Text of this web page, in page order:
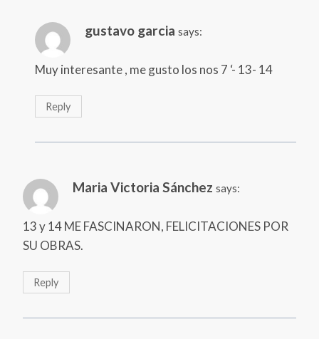
gustavo garcia says:
Muy interesante , me gusto los nos 7 ‘- 13- 14
Reply
Maria Victoria Sánchez says:
13 y 14 ME FASCINARON, FELICITACIONES POR
SU OBRAS.
Reply